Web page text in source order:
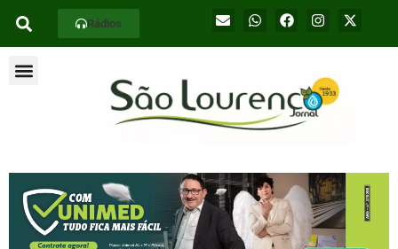
Rádios